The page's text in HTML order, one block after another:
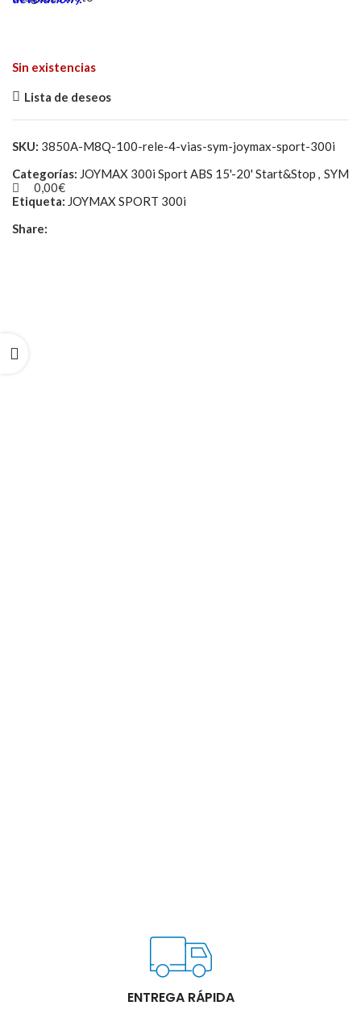
0,00€
Sin existencias
Lista de deseos
SKU: 3850A-M8Q-100-rele-4-vias-sym-joymax-sport-300i
Categorías: JOYMAX 300i Sport ABS 15'-20' Start&Stop , SYM
Etiqueta: JOYMAX SPORT 300i
Share:
ENTREGA RÁPIDA